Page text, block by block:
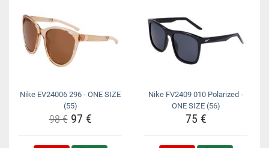
Nike EV24006 296 - ONE SIZE
(55)
98 €97 €
Nike FV2409 010 Polarized -
ONE SIZE (56)
75 €